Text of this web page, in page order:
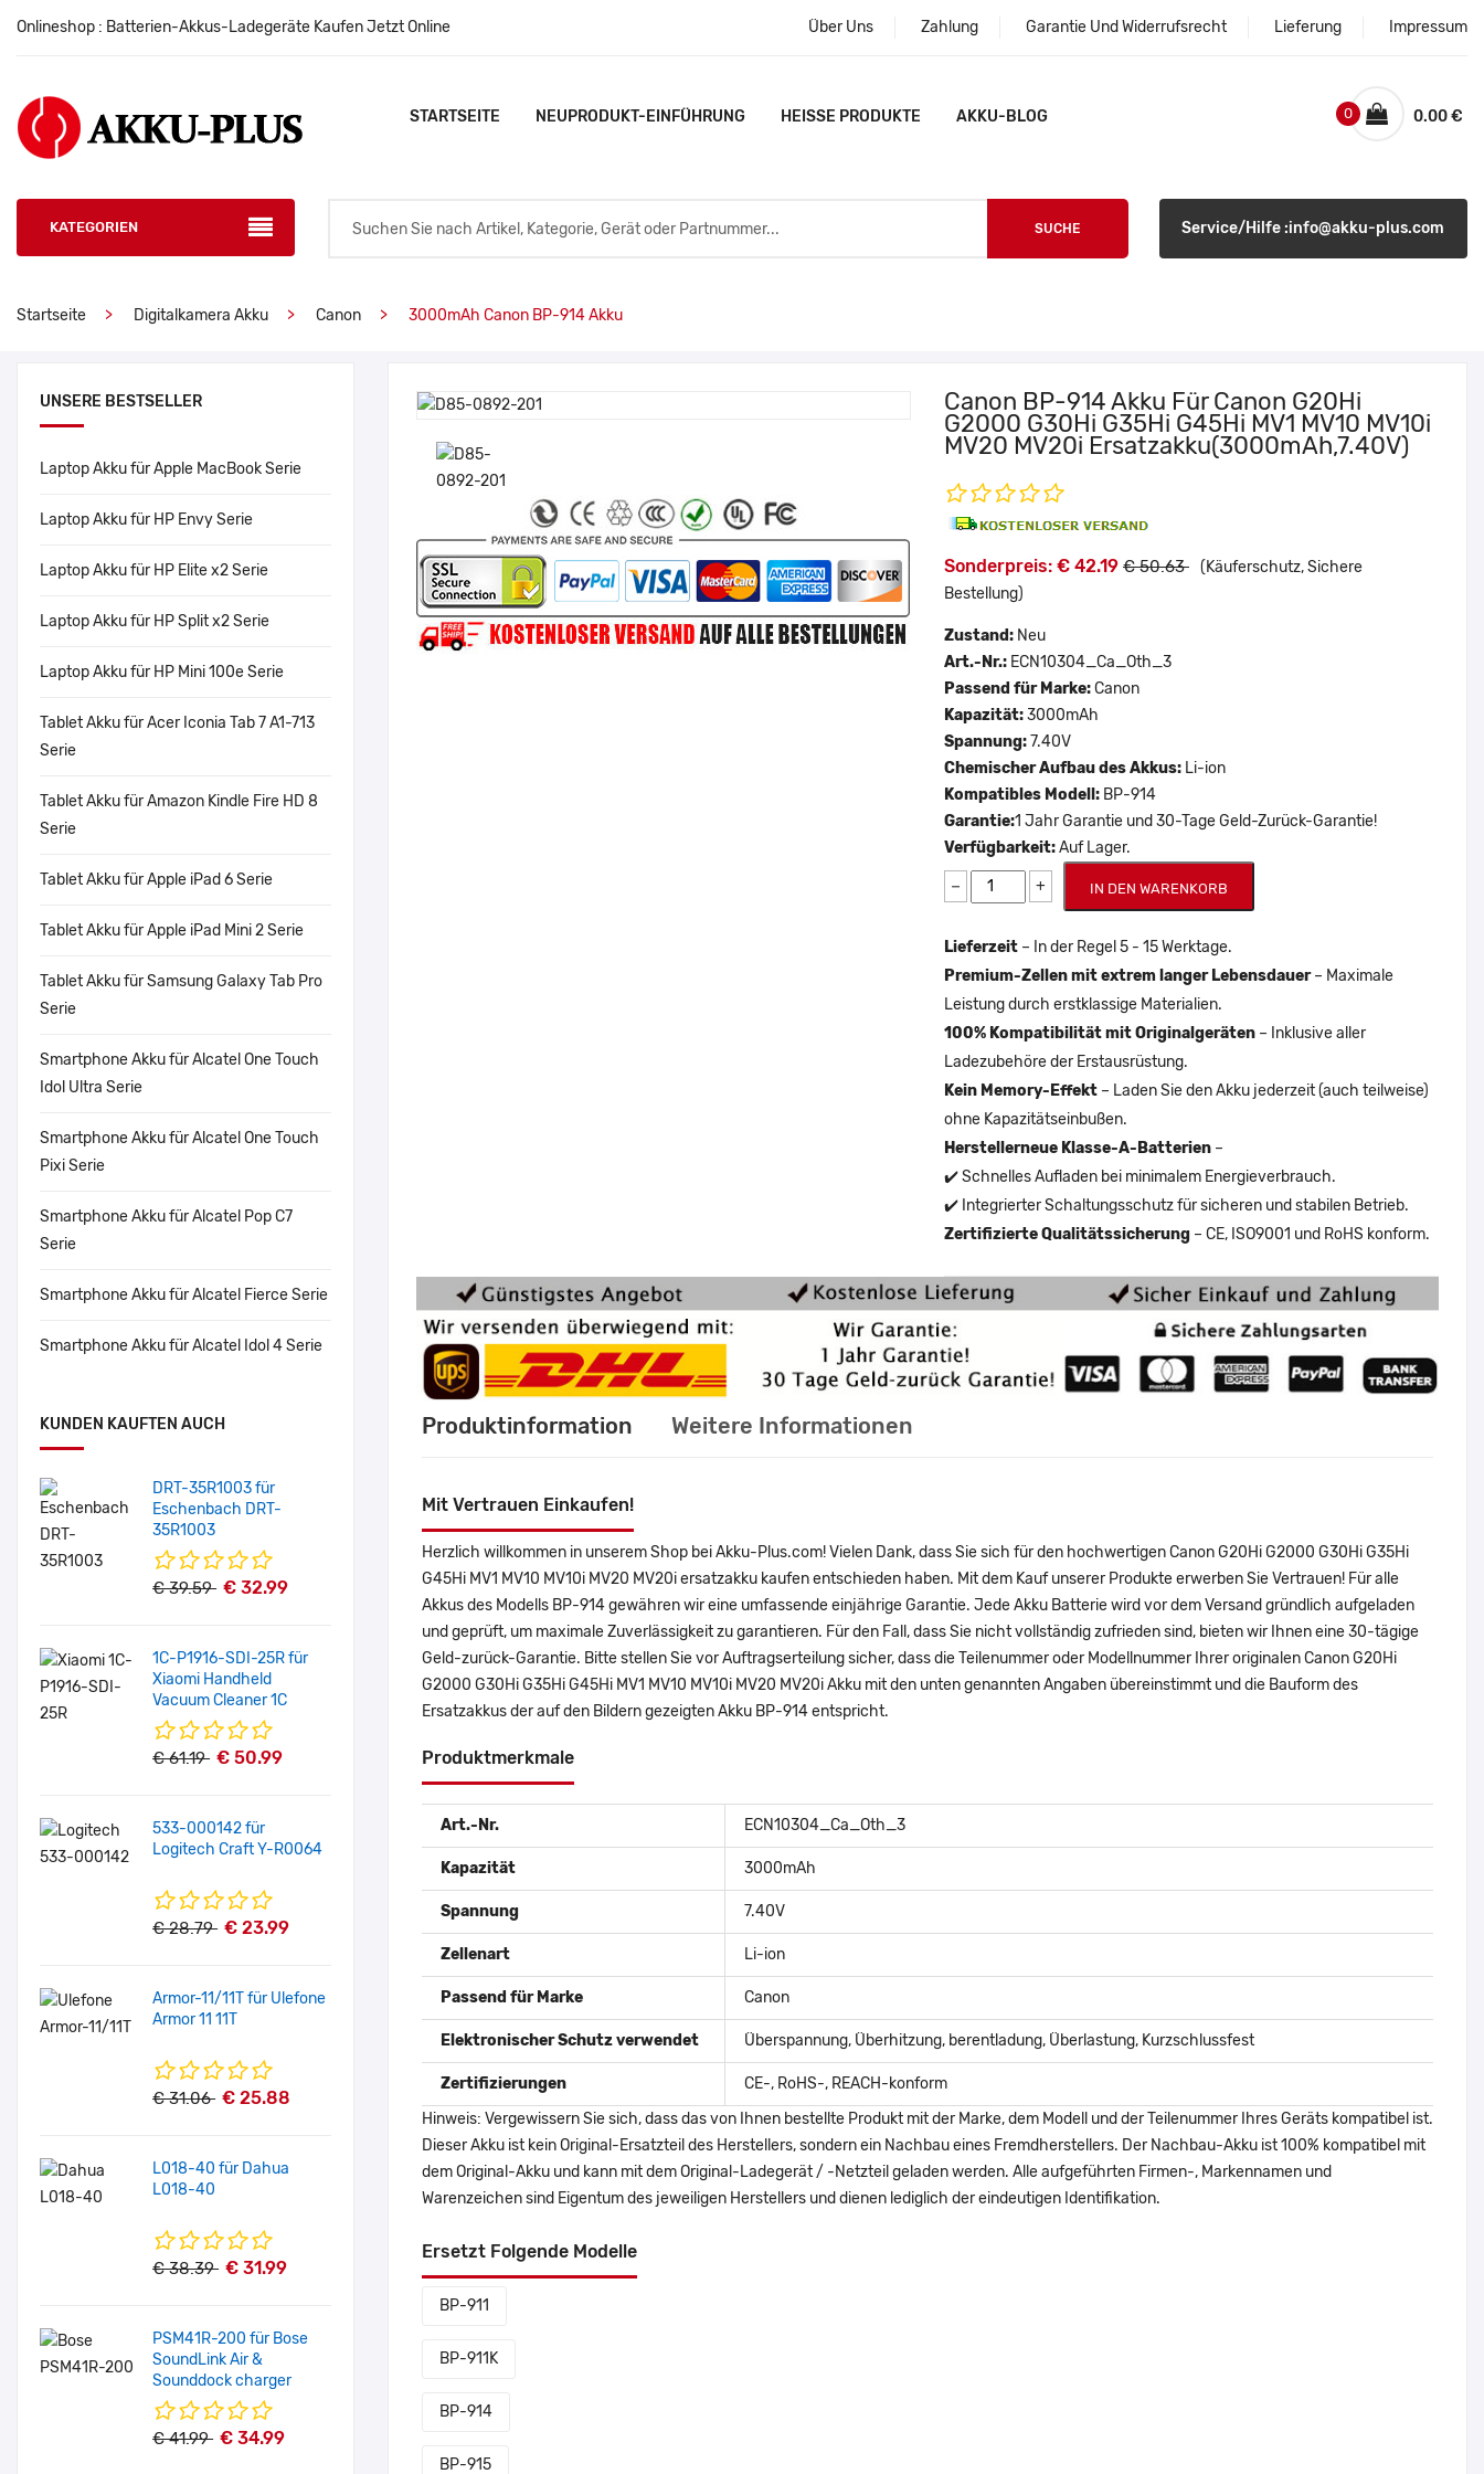
Onlineshop : Batterien-Akkus-Ladegeräte Kaufen Jetzt Online Über Uns Zahlung Garantie Und Widerrufsrecht Lieferung Impressum
STARTSEITE NEUPRODUKT-EINFÜHRUNG HEISSE PRODUKTE AKKU-BLOG 0.00 €
0
KATEGORIEN SUCHE Service/Hilfe :info@akku-plus.com
Startseite Digitalkamera Akku Canon 3000mAh Canon BP-914 Akku
UNSERE BESTSELLER
Laptop Akku für Apple MacBook Serie
Laptop Akku für HP Envy Serie
Laptop Akku für HP Elite x2 Serie
Laptop Akku für HP Split x2 Serie
Laptop Akku für HP Mini 100e Serie
Tablet Akku für Acer Iconia Tab 7 A1-713
Serie
Tablet Akku für Amazon Kindle Fire HD 8
Serie
Tablet Akku für Apple iPad 6 Serie
Tablet Akku für Apple iPad Mini 2 Serie
Tablet Akku für Samsung Galaxy Tab Pro
Serie
Smartphone Akku für Alcatel One Touch
Idol Ultra Serie
Smartphone Akku für Alcatel One Touch
Pixi Serie
Smartphone Akku für Alcatel Pop C7
Serie
Smartphone Akku für Alcatel Fierce Serie
Smartphone Akku für Alcatel Idol 4 Serie
KUNDEN KAUFTEN AUCH
DRT-35R1003 für
Eschenbach DRT-
35R1003
€ 39.59 € 32.99
1C-P1916-SDI-25R für
Xiaomi Handheld
Vacuum Cleaner 1C
€ 61.19 € 50.99
533-000142 für
Logitech Craft Y-R0064
€ 28.79 € 23.99
Armor-11/11T für Ulefone
Armor 11 11T
€ 31.06 € 25.88
L018-40 für Dahua
L018-40
€ 38.39 € 31.99
PSM41R-200 für Bose
SoundLink Air &
Sounddock charger
€ 41.99 € 34.99
Canon BP-914 Akku Für Canon G20Hi
G2000 G30Hi G35Hi G45Hi MV1 MV10 MV10i
MV20 MV20i Ersatzakku(3000mAh,7.40V)
Sonderpreis: € 42.19 € 50.63 (Käuferschutz, Sichere
Bestellung)
Zustand: Neu
Art.-Nr.: ECN10304_Ca_Oth_3
Passend für Marke:Canon
Kapazität:3000mAh
Spannung:7.40V
Chemischer Aufbau des Akkus: Li-ion
Kompatibles Modell: BP-914
Garantie:1 Jahr Garantie und 30-Tage Geld-Zurück-Garantie!
Verfügbarkeit:Auf Lager.
− + IN DEN WARENKORB
Lieferzeit – In der Regel 5 - 15 Werktage.
Premium-Zellen mit extrem langer Lebensdauer– Maximale
Leistung durch erstklassige Materialien.
100% Kompatibilität mit Originalgeräten – Inklusive aller
Ladezubehöre der Erstausrüstung.
Kein Memory-Effekt – Laden Sie den Akku jederzeit (auch teilweise)
ohne Kapazitätseinbußen.
Herstellerneue Klasse-A-Batterien –
✔️ Schnelles Aufladen bei minimalem Energieverbrauch.
✔️ Integrierter Schaltungsschutz für sicheren und stabilen Betrieb.
Zertifizierte Qualitätssicherung – CE, ISO9001 und RoHS konform.
Produktinformation Weitere Informationen
Mit Vertrauen Einkaufen!
Herzlich willkommen in unserem Shop bei Akku-Plus.com! Vielen Dank, dass Sie sich für den hochwertigen Canon G20Hi G2000 G30Hi G35Hi
G45Hi MV1 MV10 MV10i MV20 MV20i ersatzakku kaufen entschieden haben. Mit dem Kauf unserer Produkte erwerben Sie Vertrauen! Für alle
Akkus des Modells BP-914 gewähren wir eine umfassende einjährige Garantie. Jede Akku Batterie wird vor dem Versand gründlich aufgeladen
und geprüft, um maximale Zuverlässigkeit zu garantieren. Für den Fall, dass Sie nicht vollständig zufrieden sind, bieten wir Ihnen eine 30-tägige
Geld-zurück-Garantie. Bitte stellen Sie vor Auftragserteilung sicher, dass die Teilenummer oder Modellnummer Ihrer originalen Canon G20Hi
G2000 G30Hi G35Hi G45Hi MV1 MV10 MV10i MV20 MV20i Akku mit den unten genannten Angaben übereinstimmt und die Bauform des
Ersatzakkus der auf den Bildern gezeigten Akku BP-914 entspricht.
Produktmerkmale
Art.-Nr. ECN10304_Ca_Oth_3
Kapazität 3000mAh
Spannung 7.40V
Zellenart Li-ion
Passend für Marke Canon
Elektronischer Schutz verwendet Überspannung, Überhitzung, berentladung, Überlastung, Kurzschlussfest
Zertifizierungen
CE-, RoHS-, REACH-konform
Hinweis: Vergewissern Sie sich, dass das von Ihnen bestellte Produkt mit der Marke, dem Modell und der Teilenummer Ihres Geräts kompatibel ist.
Dieser Akku ist kein Original-Ersatzteil des Herstellers, sondern ein Nachbau eines Fremdherstellers. Der Nachbau-Akku ist 100% kompatibel mit
dem Original-Akku und kann mit dem Original-Ladegerät / -Netzteil geladen werden. Alle aufgeführten Firmen-, Markennamen und
Warenzeichen sind Eigentum des jeweiligen Herstellers und dienen lediglich der eindeutigen Identifikation.
Ersetzt Folgende Modelle
BP-911
BP-911K
BP-914
BP-915